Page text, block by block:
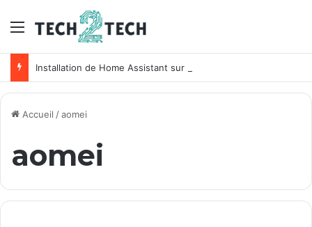
Menu
Installation de Home Assistant sur un NAS Synology
Accueil /aomei
aomei